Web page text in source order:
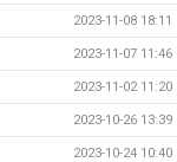
2023-11-08 18:11
2023-11-07 11:46
2023-11-02 11:20
2023-10-26 13:39
2023-10-24 10:40